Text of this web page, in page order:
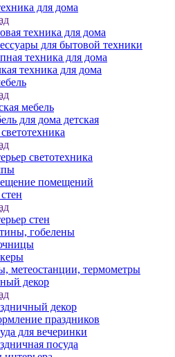
для дома
техника для дома
для бытовой техники
техника для дома
техника для дома
мебель
для дома детская
светотехника
помещений
стен
гобелены
метеостанции, термометры
декор
декор
праздников
для вечеринки
посуда